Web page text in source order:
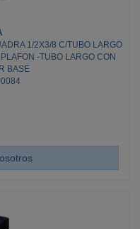
1/2X3/8 C/TUBO LARGO
-TUBO LARGO CON
BASE